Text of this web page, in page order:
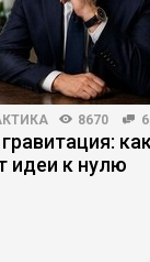
8670
как
идеи к нулю